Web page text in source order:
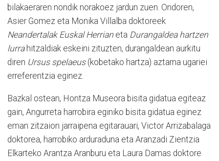
bilakaeraren nondik norakoez jardun zuen. Ondoren,
Asier Gomez eta Monika Villalba doktoreek
Neandertalak Euskal Herrian eta Durangaldea hartzen
lurrahitzaldiak eskeini zituzten, durangaldean aurkitu
diren Ursus spelaeus(kobetako hartza) aztarna ugariei
erreferentzia eginez.
Bazkal ostean, Hontza Museora bisita gidatua egiteaz
gain, Angurreta harrobira eginiko bisita gidatua eginez
eman zitzaion jarraipena egitarauari, Victor Arrizabalaga
doktorea, harrobiko arduraduna eta Aranzadi Zientzia
Elkarteko Arantza Aranburu eta Laura Damas doktore